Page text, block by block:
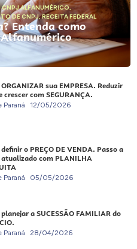
CNPJ ALFANUMÉRICO,
DE CNPJ,RECEITA FEDERAL
Entenda como
sua EMPRESA. Reduzir
crescer com SEGURANÇA.
Paraná 12/05/2026
o PREÇO DE VENDA. Passo a
atualizado com PLANILHA
Paraná 05/05/2026
a SUCESSÃO FAMILIAR do
Paraná 28/04/2026